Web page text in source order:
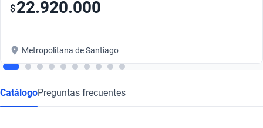
$22.920.000
Metropolitana de Santiago
CatálogoPreguntas frecuentes